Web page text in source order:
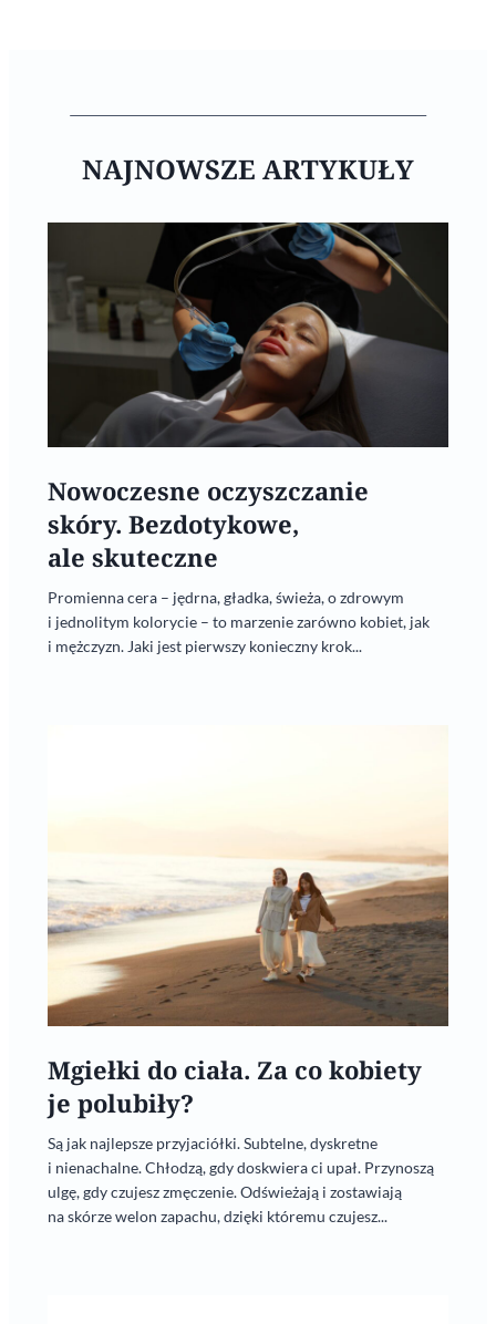
NAJNOWSZE ARTYKUŁY
Nowoczesne oczyszczanie
skóry. Bezdotykowe,
ale skuteczne
Promienna cera – jędrna, gładka, świeża, o zdrowym
i jednolitym kolorycie – to marzenie zarówno kobiet, jak
i mężczyzn. Jaki jest pierwszy konieczny krok...
Mgiełki do ciała. Za co kobiety
je polubiły?
Są jak najlepsze przyjaciółki. Subtelne, dyskretne
i nienachalne. Chłodzą, gdy doskwiera ci upał. Przynoszą
ulgę, gdy czujesz zmęczenie. Odświeżają i zostawiają
na skórze welon zapachu, dzięki któremu czujesz...